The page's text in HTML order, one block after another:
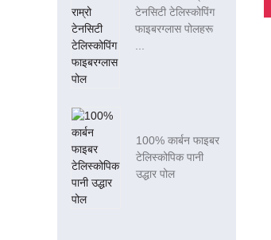
टेनसिटी टेलिस्कोपिंग
फाइबरग्लास पोलहरू
...
100% कार्बन फाइबर
टेलिस्कोपिक पानी
उद्धार पोल